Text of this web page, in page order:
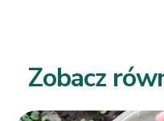
Zobacz